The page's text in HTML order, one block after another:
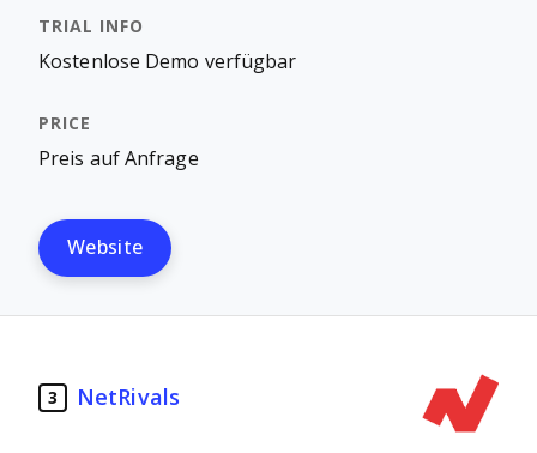
Kostenlose Demo verfügbar
Preis auf Anfrage
Website
3 NetRivals